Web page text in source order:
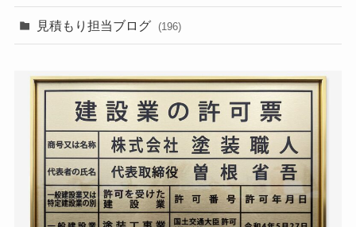
見積もり担当ブログ (196)